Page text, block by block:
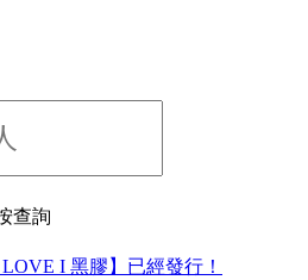
查詢
I 黑膠】已經發行！